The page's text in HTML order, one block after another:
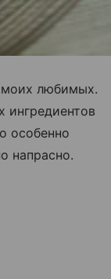
моих любимых.
ингредиентов
особенно
напрасно.